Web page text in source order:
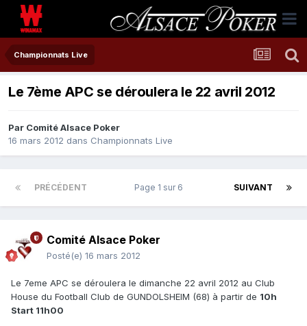
Championnats Live
Le 7ème APC se déroulera le 22 avril 2012
Par Comité Alsace Poker
16 mars 2012 dans Championnats Live
PRÉCÉDENT SUIVANT
Page 1 sur 6
Comité Alsace Poker
Posté(e) 16 mars 2012
Le 7eme APC se déroulera le dimanche 22 avril 2012 au Club
House du Football Club de GUNDOLSHEIM (68) à partir de 10h
Start 11h00